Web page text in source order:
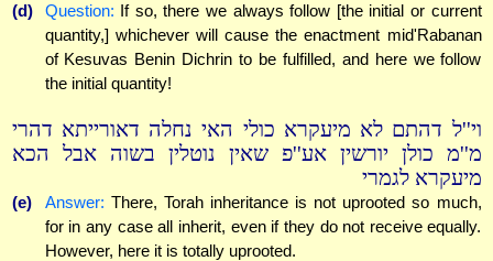
(d) Question: If so, there we always follow [the initial or current
quantity,] whichever will cause the enactment mid'Rabanan
of Kesuvas Benin Dichrin to be fulfilled, and here we follow
the initial quantity!
וי''ל דהתם לא מיעקרא כולי האי נחלה דאורייתא דהרי
מ''מ כולן יורשין אע''פ שאין נוטלין בשוה אבל הכא
מיעקרא לגמרי
(e) Answer: There, Torah inheritance is not uprooted so much,
for in any case all inherit, even if they do not receive equally.
However, here it is totally uprooted.